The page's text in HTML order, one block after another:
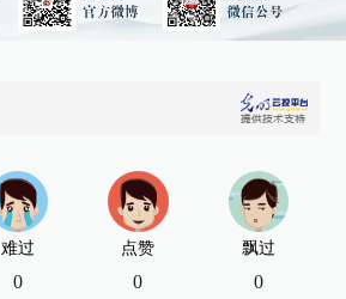
难过
0
点赞
0
飘过
0